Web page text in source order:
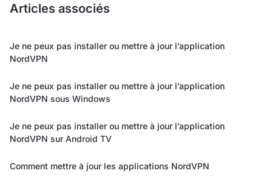
Articles associés
Je ne peux pas installer ou mettre à jour l’application
NordVPN
Je ne peux pas installer ou mettre à jour l’application
NordVPN sous Windows
Je ne peux pas installer ou mettre à jour l’application
NordVPN sur Android TV
Comment mettre à jour les applications NordVPN